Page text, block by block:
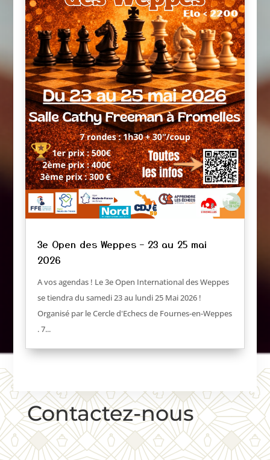
3e Open des Weppes – 23 au 25 mai
2026
A vos agendas ! Le 3e Open International des Weppes
se tiendra du samedi 23 au lundi 25 Mai 2026 !
Organisé par le Cercle d'Echecs de Fournes-en-Weppes
. 7...
Contactez-nous